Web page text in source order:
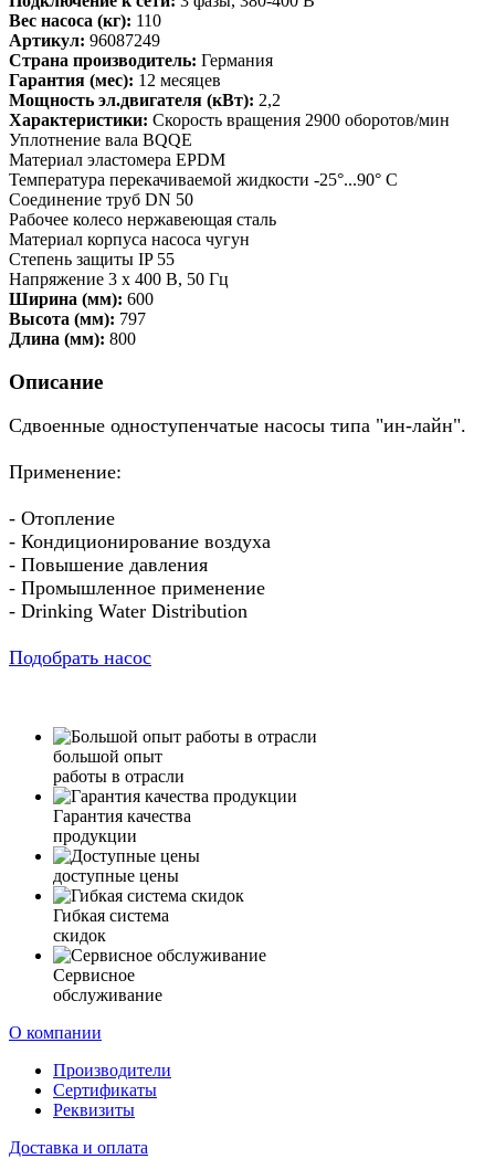
Вес насоса (кг): 110
Артикул: 96087249
Страна производитель: Германия
Гарантия (мес): 12 месяцев
Мощность эл.двигателя (кВт): 2,2
Характеристики: Скорость вращения 2900 оборотов/мин
Уплотнение вала BQQE
Материал эластомера EPDM
Температура перекачиваемой жидкости -25°...90° C
Соединение труб DN 50
Рабочее колесо нержавеющая сталь
Материал корпуса насоса чугун
Степень защиты IP 55
Напряжение 3 x 400 В, 50 Гц
Ширина (мм): 600
Высота (мм): 797
Длина (мм): 800
Описание
Сдвоенные одноступенчатые насосы типа "ин-лайн".
Применение:
- Отопление
- Кондиционирование воздуха
- Повышение давления
- Промышленное применение
- Drinking Water Distribution
Подобрать насос
большой опыт
работы в отрасли
Гарантия качества
продукции
доступные цены
Гибкая система
скидок
Сервисное
обслуживание
О компании
Производители
Сертификаты
Реквизиты
Доставка и оплата